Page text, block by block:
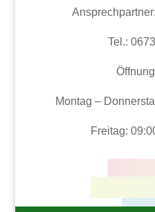
Tel.:
Montag –
Freitag: